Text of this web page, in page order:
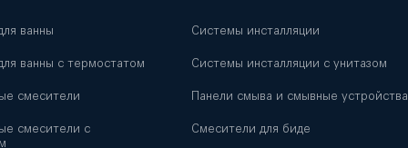
ванны
ванны с термостатом
смесители
смесители с
Системы инсталляции
Системы инсталляции с унитазом
Панели смыва и смывные устройства
Смесители для биде